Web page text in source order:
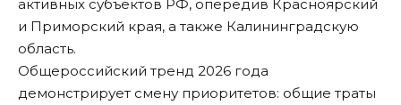
активных субъектов РФ, опередив Красноярский
и Приморский края, а также Калининградскую
область.
Общероссийский тренд 2026 года
демонстрирует смену приоритетов: общие траты